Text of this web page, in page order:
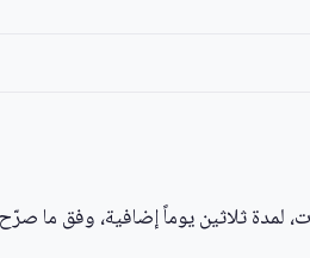
لمدة ثلاثين يوماً إضافية، وفق ما